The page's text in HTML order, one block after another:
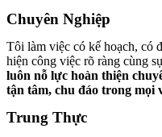
Chuyên Nghiệp
Tôi làm việc có kế hoạch, có
hiện công việc rõ ràng cùng
luôn nỗ lực hoàn thiện
tận tâm, chu đáo trong mọi
Trung Thực